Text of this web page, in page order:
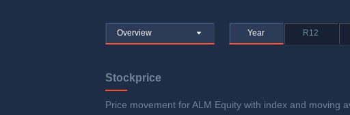
Overview Year R12
Stockprice
Price movement for ALM Equity with index and moving